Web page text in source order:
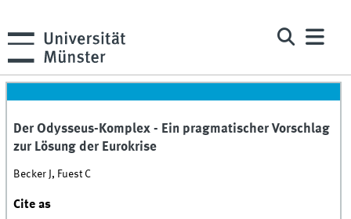
Der Odysseus-Komplex - Ein pragmatischer Vorschlag
zur Lösung der Eurokrise
Becker J, Fuest C
Cite as